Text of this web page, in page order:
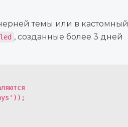
темы или в кастомный
, созданные более 3 дней